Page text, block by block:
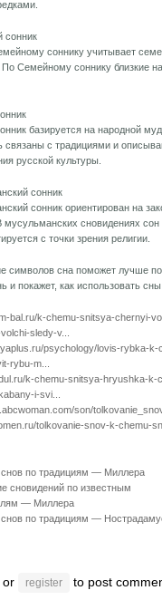
сонник
соннику учитывает
По Семейному соннику близкие
базируется на народной
связаны с традициями и
русской культуры.
сонник
сонник ориентирован на
сновидениях сон
с точки зрения религии.
символов сна поможет лучше
и покажет, как использовать
bal.ru/k-chemu-snitsya-chernyi-
sledy-v...
psychology/lovis-rybka-k-
rybu-m...
k-chemu-snitsya-hryushka-k-
i-svi...
son/
tolkovanie-snov-k-chemu-
по традициям — Миллера
сновидений по известным
— Миллера
по традициям —
or register to post